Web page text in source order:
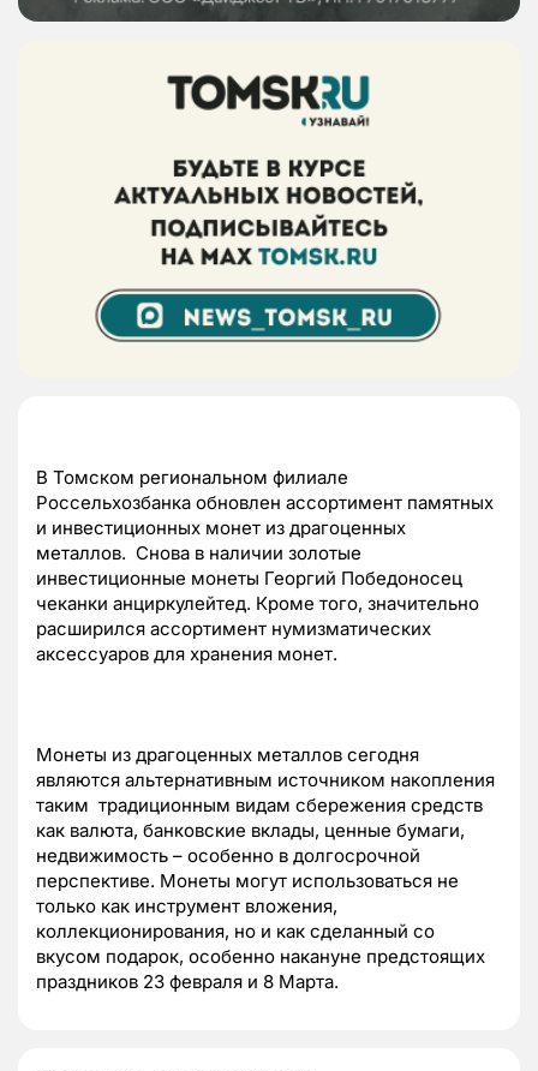
В Томском региональном филиале
Россельхозбанка обновлен ассортимент памятных
и инвестиционных монет из драгоценных
металлов. Снова в наличии золотые
инвестиционные монеты Георгий Победоносец
чеканки анциркулейтед. Кроме того, значительно
расширился ассортимент нумизматических
аксессуаров для хранения монет.
Монеты из драгоценных металлов сегодня
являются альтернативным источником накопления
таким традиционным видам сбережения средств
как валюта, банковские вклады, ценные бумаги,
недвижимость – особенно в долгосрочной
перспективе. Монеты могут использоваться не
только как инструмент вложения,
коллекционирования, но и как сделанный со
вкусом подарок, особенно накануне предстоящих
праздников 23 февраля и 8 Марта.